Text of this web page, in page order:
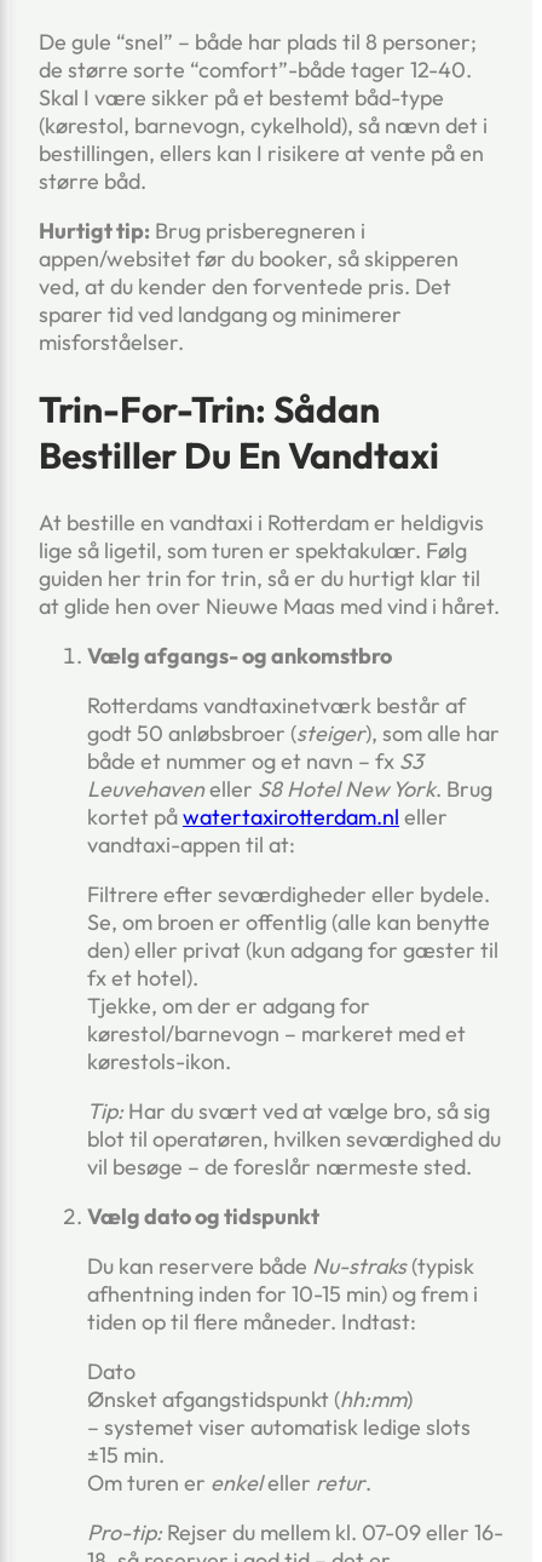
De gule “snel” – både har plads til 8 personer;
de større sorte “comfort”-både tager 12-40.
Skal I være sikker på et bestemt båd-type
(kørestol, barnevogn, cykelhold), så nævn det i
bestillingen, ellers kan I risikere at vente på en
større båd.
Hurtigt tip: Brug prisberegneren i
appen/websitet før du booker, så skipperen
ved, at du kender den forventede pris. Det
sparer tid ved landgang og minimerer
misforståelser.
Trin-For-Trin: Sådan
Bestiller Du En Vandtaxi
At bestille en vandtaxi i Rotterdam er heldigvis
lige så ligetil, som turen er spektakulær. Følg
guiden her trin for trin, så er du hurtigt klar til
at glide hen over Nieuwe Maas med vind i håret.
Vælg afgangs- og ankomstbro
Rotterdams vandtaxinetværk består af
godt 50 anløbsbroer (steiger), som alle har
både et nummer og et navn – fx S3
Leuvehaveneller S8 Hotel New York. Brug
kortet påwatertaxirotterdam.nl eller
vandtaxi-appen til at:
Filtrere efter seværdigheder eller bydele.
Se, om broen er offentlig (alle kan benytte
den) eller privat (kun adgang for gæster til
fx et hotel).
Tjekke, om der er adgang for
kørestol/barnevogn – markeret med et
kørestols-ikon.
Tip: Har du svært ved at vælge bro, så sig
blot til operatøren, hvilken seværdighed du
vil besøge – de foreslår nærmeste sted.
Vælg dato og tidspunkt
Du kan reservere både Nu-straks(typisk
afhentning inden for 10-15 min) og frem i
tiden op til flere måneder. Indtast:
Dato
Ønsket afgangstidspunkt (hh:mm)
– systemet viser automatisk ledige slots
±15 min.
Om turen er enkeleller retur.
Pro-tip: Rejser du mellem kl. 07-09 eller 16-